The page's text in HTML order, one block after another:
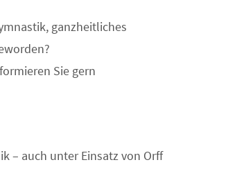
ganzheitliches
Sie gern
– auch unter Einsatz von Orff